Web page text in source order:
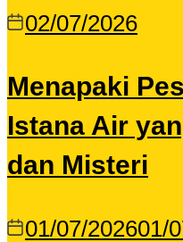
02/07/2026
Menapaki
Istana Air
dan Misteri
01/07/202601/